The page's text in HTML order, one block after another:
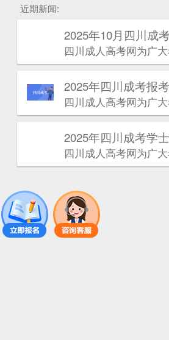
近期新闻:
2025年10月四川成
2025年‌‌‌‌四川成考报